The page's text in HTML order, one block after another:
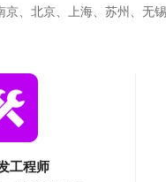
、北京、上海、苏州、无
工程师